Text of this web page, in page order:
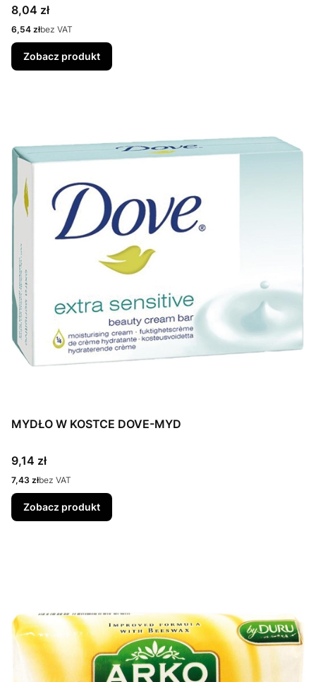
Cena
8,04 zł
Cena
6,54 złbez VAT
Zobacz produkt
MYDŁO W KOSTCE DOVE-MYD
Cena
9,14 zł
Cena
7,43 złbez VAT
Zobacz produkt